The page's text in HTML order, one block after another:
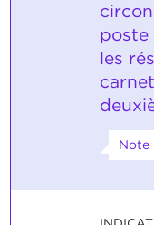
poste
les
Note